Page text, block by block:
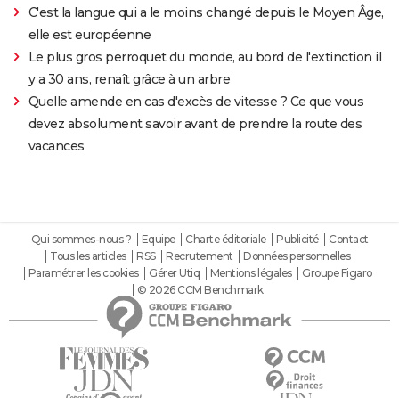
C'est la langue qui a le moins changé depuis le Moyen Âge,
elle est européenne
Le plus gros perroquet du monde, au bord de l'extinction il
y a 30 ans, renaît grâce à un arbre
Quelle amende en cas d'excès de vitesse ? Ce que vous
devez absolument savoir avant de prendre la route des
vacances
Qui sommes-nous ? Equipe Charte éditoriale Publicité
Contact
Tous les articles
RSS Recrutement
Données personnelles
Paramétrer les cookies
Gérer Utiq Mentions légales
Groupe Figaro
© 2026 CCM Benchmark